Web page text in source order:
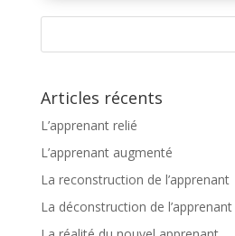
Articles récents
L’apprenant relié
L’apprenant augmenté
La reconstruction de l’apprenant
La déconstruction de l’apprenant